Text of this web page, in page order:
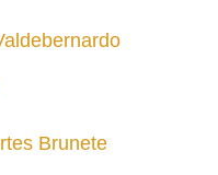
Brunete